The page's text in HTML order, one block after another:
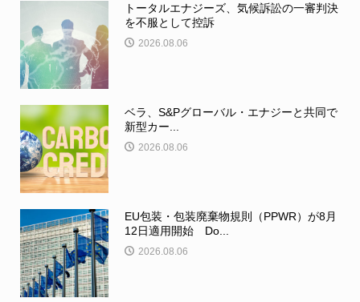
トータルエナジーズ、気候訴訟の一審判決
を不服として控訴
2026.08.06
ベラ、S&Pグローバル・エナジーと共同で
新型カー...
2026.08.06
EU包装・包装廃棄物規則（PPWR）が8月
12日適用開始 Do...
2026.08.06